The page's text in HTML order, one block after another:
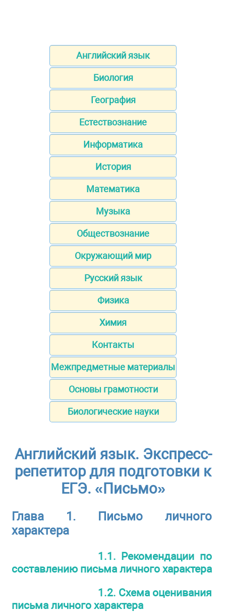
Английский язык
Биология
География
Естествознание
Информатика
История
Математика
Музыка
Обществознание
Окружающий мир
Русский язык
Физика
Химия
Контакты
Межпредметные материалы
Основы грамотности
Биологические науки
Английский язык. Экспресс-
репетитор для подготовки к
ЕГЭ. «Письмо»
Глава 1. Письмо личного
характера
1.1. Рекомендации по
составлению письма личного характера
1.2. Схема оценивания
письма личного характера